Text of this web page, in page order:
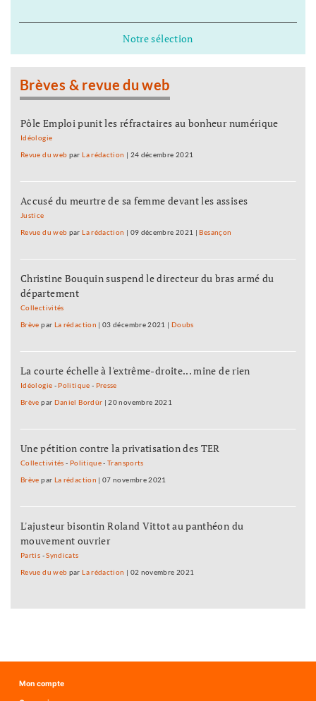
Notre sélection
Brèves & revue du web
Pôle Emploi punit les réfractaires au bonheur numérique
Idéologie
Revue du web parLa rédaction | 24 décembre 2021
Accusé du meurtre de sa femme devant les assises
Justice
Revue du web parLa rédaction | 09 décembre 2021 |Besançon
Christine Bouquin suspend le directeur du bras armé du
département
Collectivités
Brève par La rédaction |03 décembre 2021 | Doubs
La courte échelle à l'extrême-droite... mine de rien
Idéologie - Politique - Presse
Brève par Daniel Bordür |20 novembre 2021
Une pétition contre la privatisation des TER
Collectivités - Politique-Transports
Brève par La rédaction |07 novembre 2021
L'ajusteur bisontin Roland Vittot au panthéon du
mouvement ouvrier
Partis -Syndicats
Revue du web parLa rédaction | 02 novembre 2021
Mon compte